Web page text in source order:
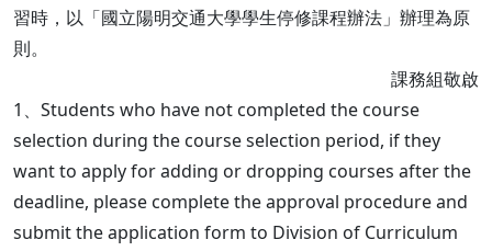
習時，以「國立陽明交通大學學生停修課程辦法」辦理為原
則。
課務組敬啟
1、Students who have not completed the course
selection during the course selection period, if they
want to apply for adding or dropping courses after the
deadline, please complete the approval procedure and
submit the application form to Division of Curriculum